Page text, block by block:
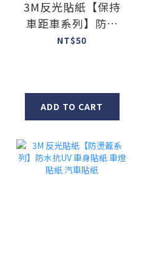
3M反光貼紙【保持
車距車系列】防水
抗UV基材貼紙 車燈
NT$50
ADD TO CART